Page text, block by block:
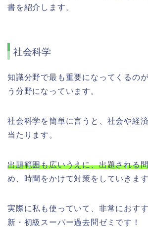
書を紹介します。
社会科学
知識分野で最も重要になってくるの
う分野になっています。
社会科学を簡単に言うと、社会や経
当たります。
出題範囲も広いうえに、出題される
め、時間をかけて対策をしていきます
実際に私も使っていて、非常におす
新・初級スーパー過去問ゼミです！